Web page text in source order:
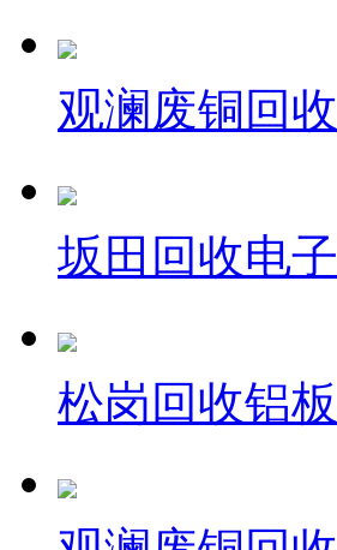
观澜废铜回收
坂田回收电子
松岗回收铝板